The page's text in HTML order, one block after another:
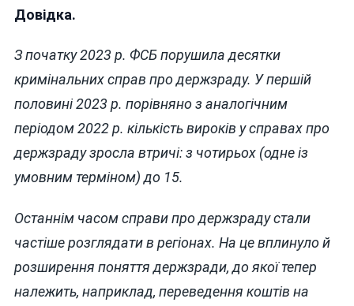
Довідка.
З початку 2023 р. ФСБ порушила десятки
кримінальних справ про держзраду. У першій
половині 2023 р. порівняно з аналогічним
періодом 2022 р. кількість вироків у справах про
держзраду зросла втричі: з чотирьох (одне із
умовним терміном) до 15.
Останнім часом справи про держзраду стали
частіше розглядати в регіонах. На це вплинуло й
розширення поняття держзради, до якої тепер
належить, наприклад, переведення коштів на